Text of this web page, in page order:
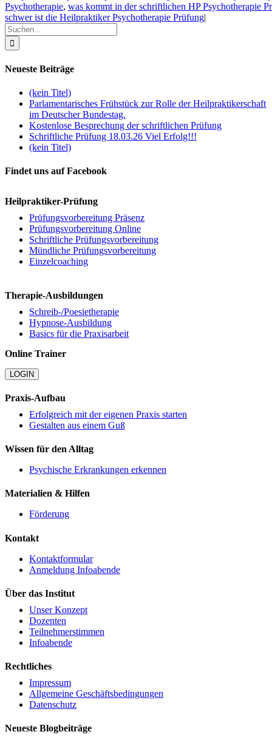
Psychotherapie, was kommt in der schriftlichen HP Psychotherapie
schwer ist die Heilpraktiker Psychotherapie Prüfung|
Suche
nach:
Neueste Beiträge
(kein Titel)
Parlamentarisches Frühstück zur Rolle der Heilpraktikerschaft
im Deutscher Bundestag.
Kostenlose Besprechung der schriftlichen Prüfung
Schriftliche Prüfung 18.03.26 Viel Erfolg!!!
(kein Titel)
Findet uns auf Facebook
Heilpraktiker-Prüfung
Prüfungsvorbereitung Präsenz
Prüfungsvorbereitung Online
Schriftliche Prüfungsvorbereitung
Mündliche Prüfungsvorbereitung
Einzelcoaching
Therapie-Ausbildungen
Schreib-/Poesietherapie
Hypnose-Ausbildung
Basics für die Praxisarbeit
Online Trainer
LOGIN
Praxis-Aufbau
Erfolgreich mit der eigenen Praxis starten
Gestalten aus einem Guß
Wissen für den Alltag
Psychische Erkrankungen erkennen
Materialien & Hilfen
Förderung
Kontakt
Kontaktformular
Anmeldung Infoabende
Über das Institut
Unser Konzept
Dozenten
Teilnehmerstimmen
Infoabende
Rechtliches
Impressum
Allgemeine Geschäftsbedingungen
Datenschutz
Neueste Blogbeiträge